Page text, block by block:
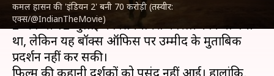
कमल हासन की 'इंडियन 2' बनी 70 करोड़ी (तस्वीर:
एक्स/@IndianTheMovie)
अक्षय कुमारकी 'सरफिरा' के साथकमल हासन
2' को भी 12 जुलाई को सिनेमाघरों में रिलीज किया गया
था, लेकिन यह बॉक्स ऑफिस पर उम्मीद के मुताबिक
प्रदर्शन नहीं कर सकी।
फिल्म की कहानी दर्शकों को पसंद नहीं आई। हालांकि,